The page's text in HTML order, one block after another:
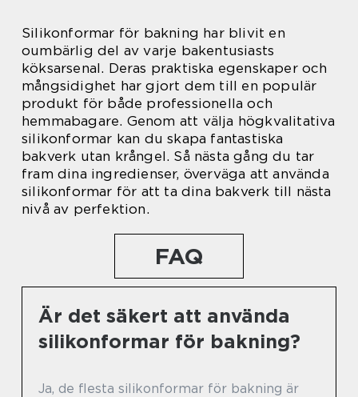
Silikonformar för bakning har blivit en
oumbärlig del av varje bakentusiasts
köksarsenal. Deras praktiska egenskaper och
mångsidighet har gjort dem till en populär
produkt för både professionella och
hemmabagare. Genom att välja högkvalitativa
silikonformar kan du skapa fantastiska
bakverk utan krångel. Så nästa gång du tar
fram dina ingredienser, överväga att använda
silikonformar för att ta dina bakverk till nästa
nivå av perfektion.
FAQ
Är det säkert att använda
silikonformar för bakning?
Ja, de flesta silikonformar för bakning är